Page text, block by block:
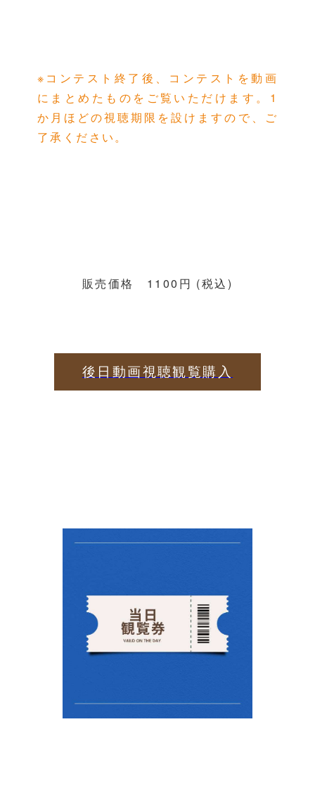
※コンテスト終了後、コンテストを動画
にまとめたものをご覧いただけます。1
か月ほどの視聴期限を設けますので、ご
了承ください。
販売価格 1100円 (税込)
後日動画視聴観覧購入